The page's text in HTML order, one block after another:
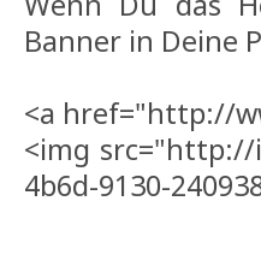
Banner in Deine
<a href="http://
<img src="http://
4b6d-9130-